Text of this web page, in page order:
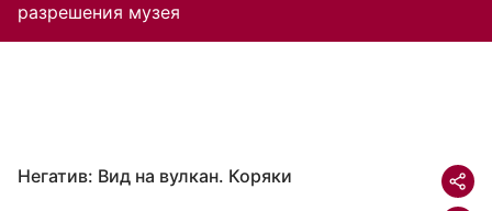
разрешения музея
Негатив: Вид на вулкан. Коряки